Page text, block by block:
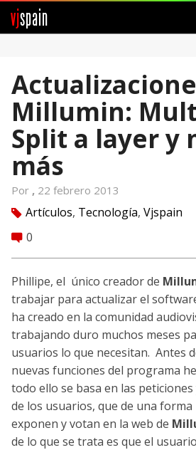
vjspain
Foros
Noticias
Vjspain
Ayuda
Contacto
Entrar
Crear Cuenta
Millumin:
Split a layer y
más
Por , 22 febrero 2013
tag Artículos, Tecnología, Vjspain
comment 0
Phillipe, el único creador de
trabajar para actualizar el
ha creado en la comunidad
trabajando duro muchos meses
usuarios lo que necesitan. Antes
nuevas funciones del programa
todo ello se basa en las
de los usuarios, que de una forma
exponen y votan en la web de
de lo que se trata es que el